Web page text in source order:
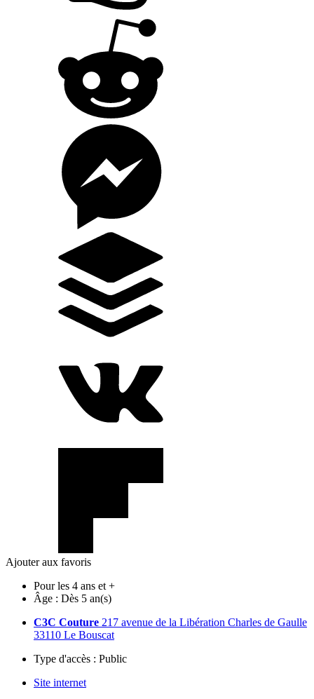
Ajouter aux favoris
Pour les 4 ans et +
Âge : Dès 5 an(s)
C3C Couture 217 avenue de la Libération Charles de Gaulle
33110 Le Bouscat
Type d'accès : Public
Site internet